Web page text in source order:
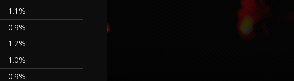
1.1%
0.9%
1.2%
1.0%
0.9%